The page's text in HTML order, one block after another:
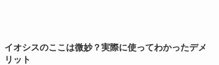
イオシスのここは微妙？実際に使ってわかったデメ
リット